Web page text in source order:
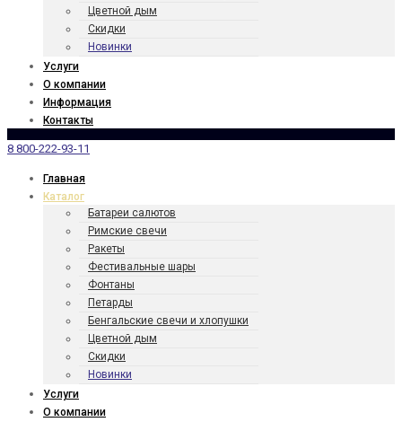
Цветной дым
Скидки
Новинки
Услуги
О компании
Информация
Контакты
8 800-222-93-11
Главная
Каталог
Батареи салютов
Римские свечи
Ракеты
Фести­валь­ные шары
Фонтаны
Петарды
Бенгаль­ские свечи и хлопушки
Цветной дым
Скидки
Новинки
Услуги
О компании